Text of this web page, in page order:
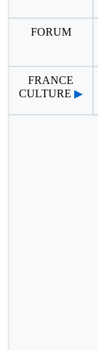
FORUM
FRANCE
CULTURE ▶